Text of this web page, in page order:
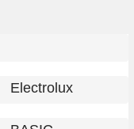
Electrolux